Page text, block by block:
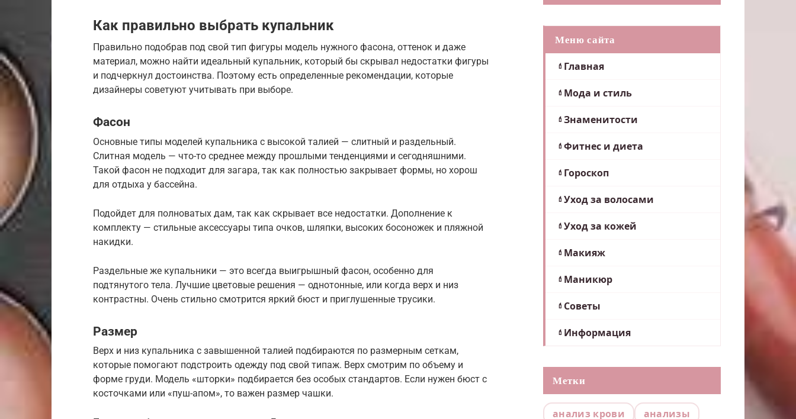
Как правильно выбрать купальник
Правильно подобрав под свой тип фигуры модель нужного фасона, оттенок и даже
материал, можно найти идеальный купальник, который бы скрывал недостатки фигуры
и подчеркнул достоинства. Поэтому есть определенные рекомендации, которые
дизайнеры советуют учитывать при выборе.
Фасон
Основные типы моделей купальника с высокой талией — слитный и раздельный.
Слитная модель — что-то среднее между прошлыми тенденциями и сегодняшними.
Такой фасон не подходит для загара, так как полностью закрывает формы, но хорош
для отдыха у бассейна.
Подойдет для полноватых дам, так как скрывает все недостатки. Дополнение к
комплекту — стильные аксессуары типа очков, шляпки, высоких босоножек и пляжной
накидки.
Раздельные же купальники — это всегда выигрышный фасон, особенно для
подтянутого тела. Лучшие цветовые решения — однотонные, или когда верх и низ
контрастны. Очень стильно смотрится яркий бюст и приглушенные трусики.
Размер
Верх и низ купальника с завышенной талией подбираются по размерным сеткам,
которые помогают подстроить одежду под свой типаж. Верх смотрим по объему и
форме груди. Модель «шторки» подбирается без особых стандартов. Если нужен бюст с
косточками или «пуш-апом», то важен размер чашки.
Меню сайта
Главная
Мода и стиль
Знаменитости
Фитнес и диета
Гороскоп
Уход за волосами
Уход за кожей
Макияж
Маникюр
Советы
Информация
Метки
анализ крови
анализы